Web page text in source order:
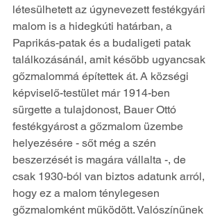
létesülhetett az úgynevezett festékgyári
malom is a hidegkúti határban, a
Paprikás-patak és a budaligeti patak
találkozásánál, amit később ugyancsak
gőzmalommá építettek át. A községi
képviselő-testület már 1914-ben
sürgette a tulajdonost, Bauer Ottó
festékgyárost a gőzmalom üzembe
helyezésére - sőt még a szén
beszerzését is magára vállalta -, de
csak 1930-ból van biztos adatunk arról,
hogy ez a malom ténylegesen
gőzmalomként működött. Valószínűnek